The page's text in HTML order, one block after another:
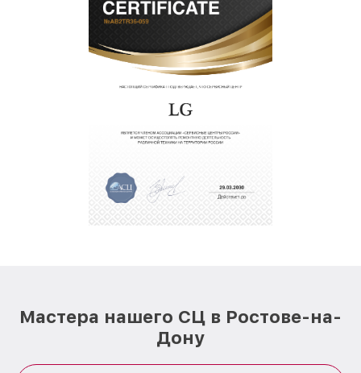
Мастера нашего СЦ в Ростове-на-
Дону